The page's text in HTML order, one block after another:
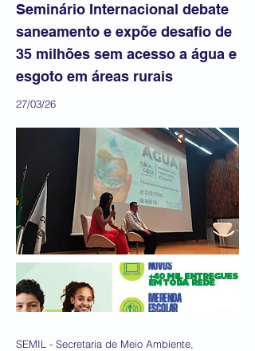
Seminário Internacional debate
saneamento e expõe desafio de
35 milhões sem acesso a água e
esgoto em áreas rurais
27/03/26
SEMIL - Secretaria de Meio Ambiente,